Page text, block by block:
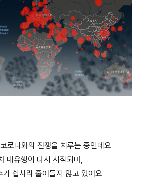
로나와의 전쟁을 치루는 중인데요
대유행이 다시 시작되며,
가 쉽사리 줄어들지 않고 있어요